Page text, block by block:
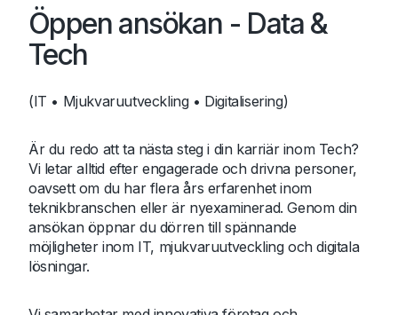
Öppen ansökan - Data &
Tech
(IT • Mjukvaruutveckling • Digitalisering)
Är du redo att ta nästa steg i din karriär inom Tech?
Vi letar alltid efter engagerade och drivna personer,
oavsett om du har flera års erfarenhet inom
teknikbranschen eller är nyexaminerad. Genom din
ansökan öppnar du dörren till spännande
möjligheter inom IT, mjukvaruutveckling och digitala
lösningar.